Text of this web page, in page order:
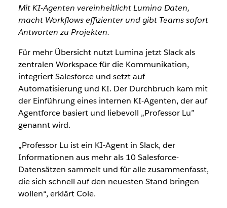
Mit KI-Agenten vereinheitlicht Lumina Daten,
macht Workflows effizienter und gibt Teams sofort
Antworten zu Projekten.
Für mehr Übersicht nutzt Lumina jetzt Slack als
zentralen Workspace für die Kommunikation,
integriert Salesforce und setzt auf
Automatisierung und KI. Der Durchbruch kam mit
der Einführung eines internen KI-Agenten, der auf
Agentforce basiert und liebevoll „Professor Lu”
genannt wird.
„Professor Lu ist ein KI-Agent in Slack, der
Informationen aus mehr als 10 Salesforce-
Datensätzen sammelt und für alle zusammenfasst,
die sich schnell auf den neuesten Stand bringen
wollen“, erklärt Cole.